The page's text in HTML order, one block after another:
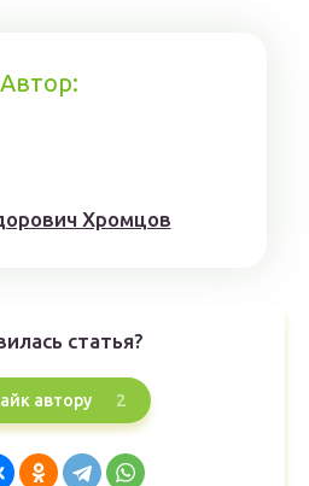
Автор:
Хромцов
статья?
автору 2